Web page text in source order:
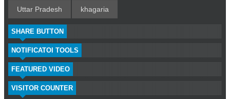
Uttar Pradesh khagaria
SHARE BUTTON
NOTIFICATOI TOOLS
FEATURED VIDEO
VISITOR COUNTER